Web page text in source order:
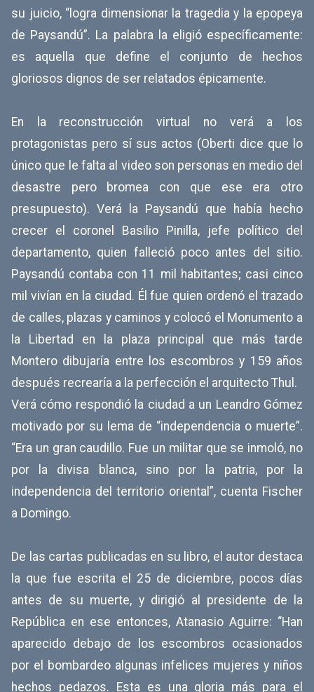
su juicio, “logra dimensionar la tragedia y la epopeya
de Paysandú”. La palabra la eligió específicamente:
es aquella que define el conjunto de hechos
gloriosos dignos de ser relatados épicamente.
En la reconstrucción virtual no verá a los
protagonistas pero sí sus actos (Oberti dice que lo
único que le falta al video son personas en medio del
desastre pero bromea con que ese era otro
presupuesto). Verá la Paysandú que había hecho
crecer el coronel Basilio Pinilla, jefe político del
departamento, quien falleció poco antes del sitio.
Paysandú contaba con 11 mil habitantes; casi cinco
mil vivían en la ciudad. Él fue quien ordenó el trazado
de calles, plazas y caminos y colocó el Monumento a
la Libertad en la plaza principal que más tarde
Montero dibujaría entre los escombros y 159 años
después recrearía a la perfección el arquitecto Thul.
Verá cómo respondió la ciudad a un Leandro Gómez
motivado por su lema de “independencia o muerte”.
“Era un gran caudillo. Fue un militar que se inmoló, no
por la divisa blanca, sino por la patria, por la
independencia del territorio oriental”, cuenta Fischer
a Domingo.
De las cartas publicadas en su libro, el autor destaca
la que fue escrita el 25 de diciembre, pocos días
antes de su muerte, y dirigió al presidente de la
República en ese entonces, Atanasio Aguirre: “Han
aparecido debajo de los escombros ocasionados
por el bombardeo algunas infelices mujeres y niños
hechos pedazos. Esta es una gloria más para el